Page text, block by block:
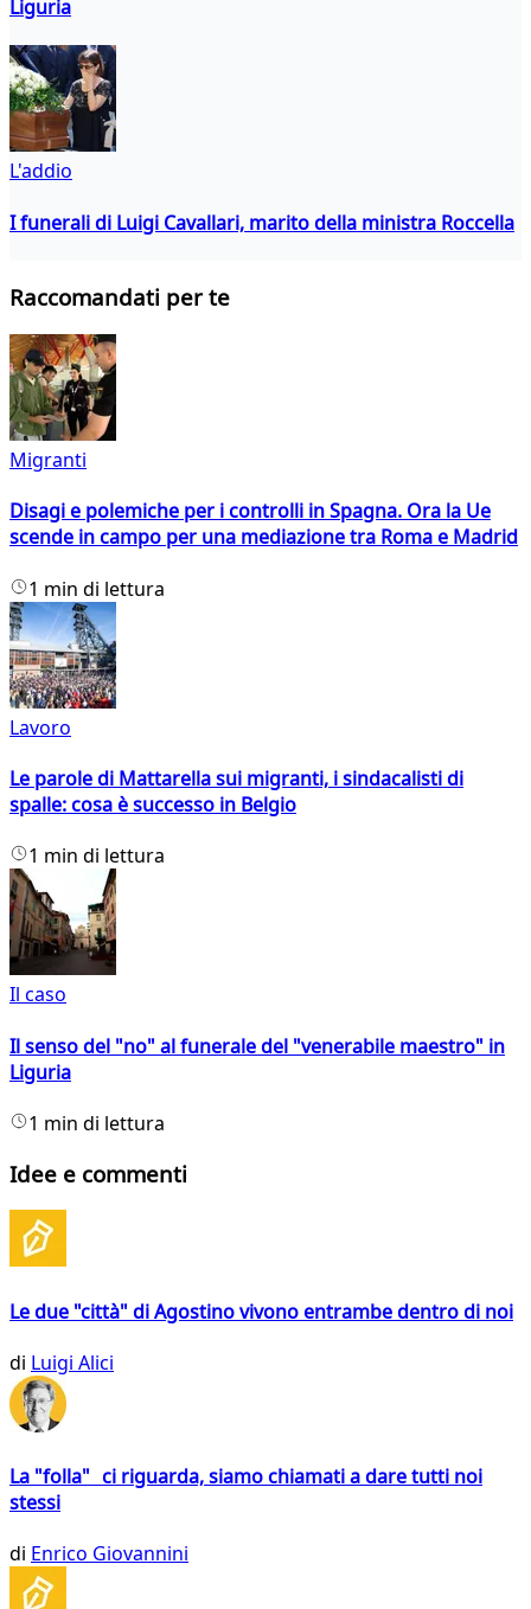
Liguria
L'addio
I funerali di Luigi Cavallari, marito della ministra Roccella
Raccomandati per te
Migranti
Disagi e polemiche per i controlli in Spagna. Ora la Ue
scende in campo per una mediazione tra Roma e Madrid
1 min di lettura
Lavoro
Le parole di Mattarella sui migranti, i sindacalisti di
spalle: cosa è successo in Belgio
1 min di lettura
Il caso
Il senso del "no" al funerale del "venerabile maestro" in
Liguria
1 min di lettura
Idee e commenti
Le due "città" di Agostino vivono entrambe dentro di noi
di Luigi Alici
La "folla" ci riguarda, siamo chiamati a dare tutti noi
stessi
di Enrico Giovannini